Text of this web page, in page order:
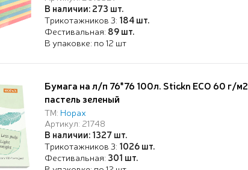
В наличии: 273 шт.
Трикотажников 3: 184 шт.
Фестивальная: 89 шт.
В упаковке: по 12 шт
Бумага на л/п 76*76 100л. Stick`n ECO 60 г/м2
пастель зеленый
ТМ: Hopax
Артикул: 21748
В наличии: 1327 шт.
Трикотажников 3: 1026 шт.
Фестивальная: 301 шт.